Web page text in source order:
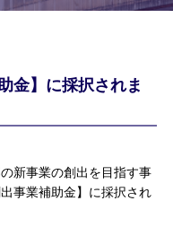
金】に採択されま
新事業の創出を目指す事
出事業補助金】に採択され